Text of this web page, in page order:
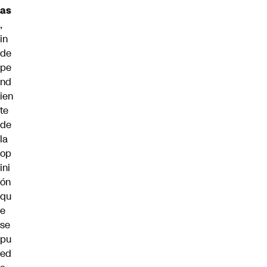
as
,
in
de
pe
nd
ien
te
de
la
op
ini
ón
qu
e
se
pu
ed